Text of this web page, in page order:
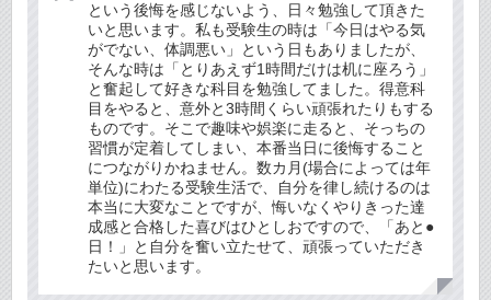
という後悔を感じないよう、日々勉強して頂きた
いと思います。私も受験生の時は「今日はやる気
がでない、体調悪い」という日もありましたが、
そんな時は「とりあえず1時間だけは机に座ろう」
と奮起して好きな科目を勉強してました。得意科
目をやると、意外と3時間くらい頑張れたりもする
ものです。そこで趣味や娯楽に走ると、そっちの
習慣が定着してしまい、本番当日に後悔すること
につながりかねません。数カ月(場合によっては年
単位)にわたる受験生活で、自分を律し続けるのは
本当に大変なことですが、悔いなくやりきった達
成感と合格した喜びはひとしおですので、「あと●
日！」と自分を奮い立たせて、頑張っていただき
たいと思います。